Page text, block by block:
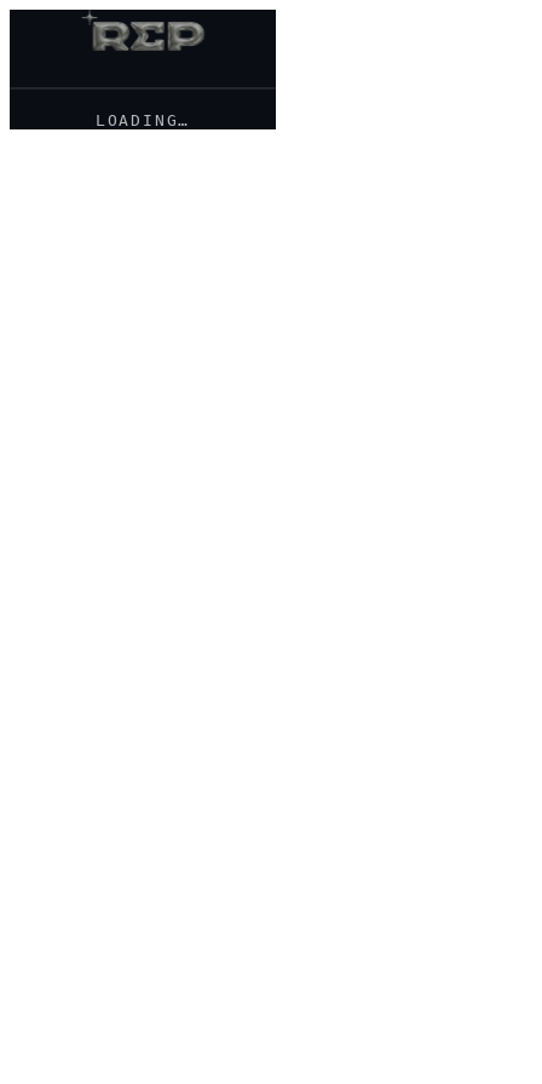
LOADING…